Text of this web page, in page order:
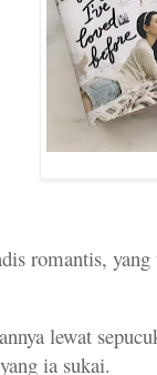
romantis,
lewat
ia sukai.